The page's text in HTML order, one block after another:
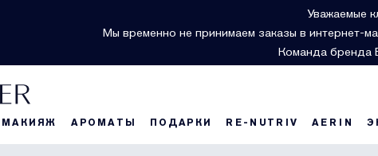
Уважаемые
Мы временно не принимаем заказы в интернет-
Команда бренда
МАКИЯЖ АРОМАТЫ ПОДАРКИ RE-NUTRIV AERIN